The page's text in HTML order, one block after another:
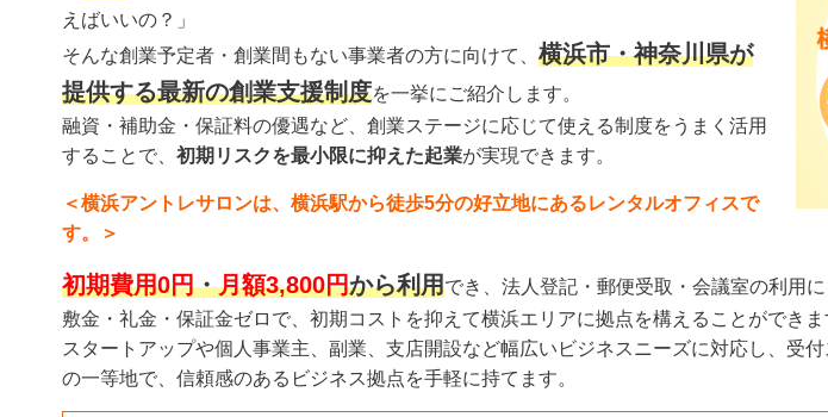
えばいいの？」
そんな創業予定者・創業間もない事業者の方に向けて、 横浜市・神奈川県が
提供する最新の創業支援制度を一挙にご紹介します。
融資・補助金・保証料の優遇など、創業ステージに応じて使える制度をうまく活用
することで、 初期リスクを最小限に抑えた起業が実現できます。
＜横浜アントレサロンは、横浜駅から徒歩5分の好立地にあるレンタルオフィスで
す。＞
初期費用0円・月額3,800円から利用でき、法人登記・郵便受取・会議室の利用に
敷金・礼金・保証金ゼロで、初期コストを抑えて横浜エリアに拠点を構えることができま
スタートアップや個人事業主、副業、支店開設など幅広いビジネスニーズに対応し、受
の一等地で、信頼感のあるビジネス拠点を手軽に持てます。